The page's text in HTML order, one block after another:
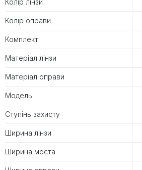
Колір лінзи
Колір оправи
Комплект
Матеріал лінзи
Матеріал оправи
Модель
Ступінь захисту
Ширина лінзи
Ширина моста